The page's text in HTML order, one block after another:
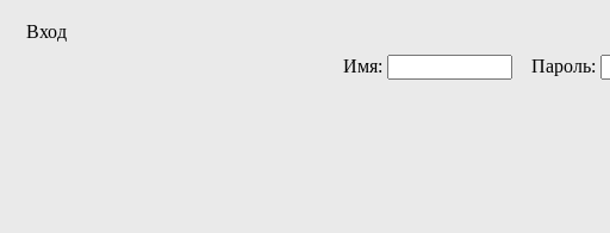
Вход
Имя:
Пароль: